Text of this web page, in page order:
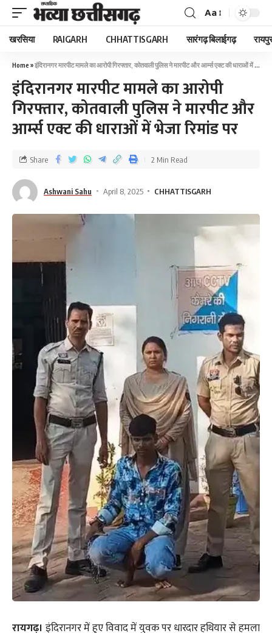
Aa
खरसिया RAIGARH CHHATTISGARH सारंगढ़ बिलाईगढ़
Home »इंदिरानगर मारपीट मामले का आरोपी गिरफ्तार, कोतवाली पुलिस ने मारपीट और आर्म्स एक्ट की धाराओं में भेजा रिमांड पर
इंदिरानगर मारपीट मामले का आरोपी
गिरफ्तार, कोतवाली पुलिस ने मारपीट और
आर्म्स एक्ट की धाराओं में भेजा रिमांड पर
Ashwani Sahu April 8, 2025 CHHATTISGARH
Share 2 Min Read
रायगढ़। इंदिरानगर में हुए विवाद में युवक पर धारदार हथियार से हमला